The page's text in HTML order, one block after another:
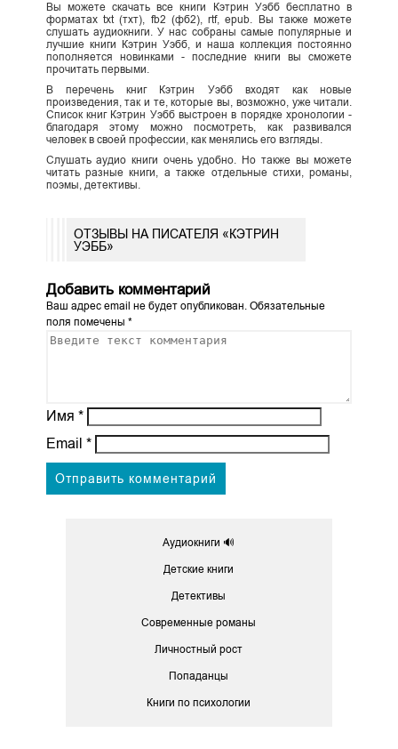
Вы можете скачать все книги Кэтрин Уэбб бесплатно в
форматах txt (тхт), fb2 (фб2), rtf, epub. Вы также можете
слушать аудиокниги. У нас собраны самые популярные и
лучшие книги Кэтрин Уэбб, и наша коллекция постоянно
пополняется новинками - последние книги вы сможете
прочитать первыми.
В перечень книг Кэтрин Уэбб входят как новые
произведения, так и те, которые вы, возможно, уже читали.
Список книг Кэтрин Уэбб выстроен в порядке хронологии -
благодаря этому можно посмотреть, как развивался
человек в своей профессии, как менялись его взгляды.
Слушать аудио книги очень удобно. Но также вы можете
читать разные книги, а также отдельные стихи, романы,
поэмы, детективы.
ОТЗЫВЫ НА ПИСАТЕЛЯ «КЭТРИН
УЭББ»
Добавить комментарий
Ваш адрес email не будет опубликован.Обязательные
поля помечены *
Имя *
Email *
Аудиокниги 🔊
Детские книги
Детективы
Современные романы
Личностный рост
Попаданцы
Книги по психологии